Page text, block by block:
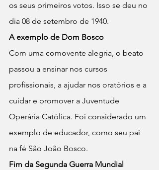
os seus primeiros votos. Isso se deu no
dia 08 de setembro de 1940.
A exemplo de Dom Bosco
Com uma comovente alegria, o beato
passou a ensinar nos cursos
profissionais, a ajudar nos oratórios e a
cuidar e promover a Juventude
Operária Católica. Foi considerado um
exemplo de educador, como seu pai
na fé São João Bosco.
Fim da Segunda Guerra Mundial